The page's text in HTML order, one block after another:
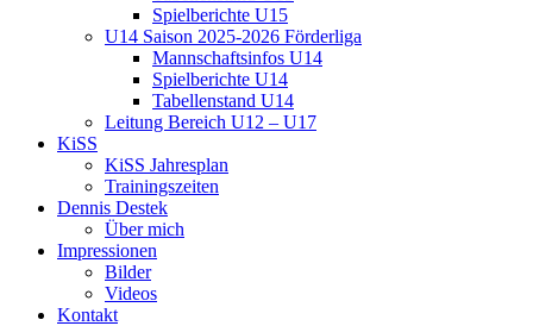
Spielberichte U15
U14 Saison 2025-2026 Förderliga
Mannschaftsinfos U14
Spielberichte U14
Tabellenstand U14
Leitung Bereich U12 – U17
KiSS
KiSS Jahresplan
Trainingszeiten
Dennis Destek
Über mich
Impressionen
Bilder
Videos
Kontakt